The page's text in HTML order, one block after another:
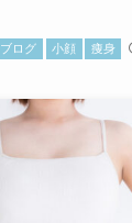
ブログ 小顔 痩身